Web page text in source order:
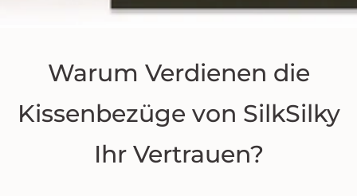
Warum Verdienen die
Kissenbezüge von SilkSilky
Ihr Vertrauen?